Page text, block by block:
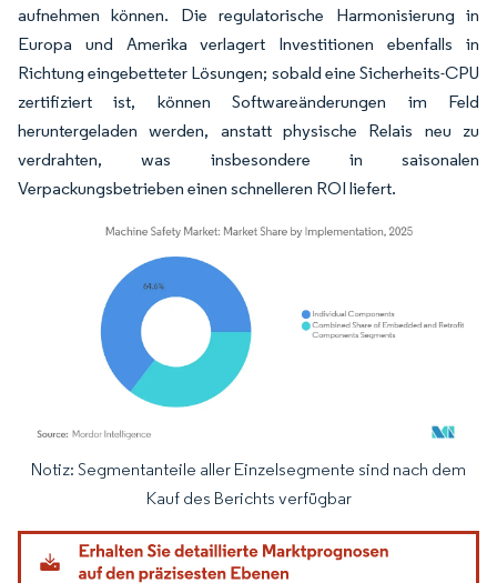
aufnehmen können. Die regulatorische Harmonisierung in
Europa und Amerika verlagert Investitionen ebenfalls in
Richtung eingebetteter Lösungen; sobald eine Sicherheits-CPU
zertifiziert ist, können Softwareänderungen im Feld
heruntergeladen werden, anstatt physische Relais neu zu
verdrahten, was insbesondere in saisonalen
Verpackungsbetrieben einen schnelleren ROI liefert.
Bild © Mordor Intelligence. Wiederverwendung erfordert Namensnennung
Notiz: Segmentanteile aller Einzelsegmente sind nach dem
Kauf des Berichts verfügbar